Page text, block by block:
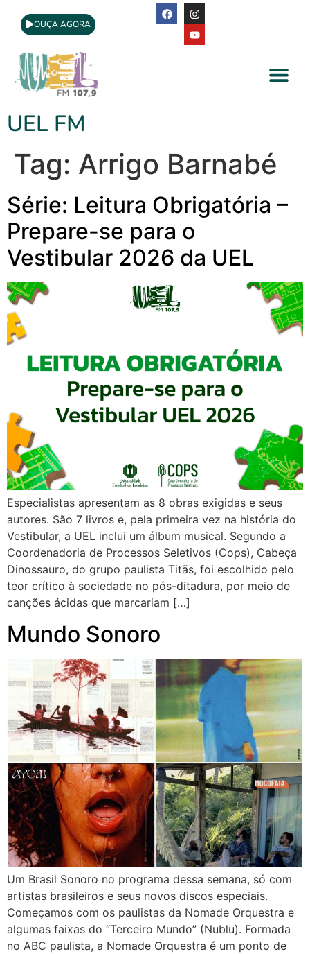
OUÇA AGORA
UEL FM
Tag: Arrigo Barnabé
Série: Leitura Obrigatória –
Prepare-se para o
Vestibular 2026 da UEL
Especialistas apresentam as 8 obras exigidas e seus
autores. São 7 livros e, pela primeira vez na história do
Vestibular, a UEL inclui um álbum musical. Segundo a
Coordenadoria de Processos Seletivos (Cops), Cabeça
Dinossauro, do grupo paulista Titãs, foi escolhido pelo
teor crítico à sociedade no pós-ditadura, por meio de
canções ácidas que marcariam […]
Mundo Sonoro
Um Brasil Sonoro no programa dessa semana, só com
artistas brasileiros e seus novos discos especiais.
Começamos com os paulistas da Nomade Orquestra e
algumas faixas do “Terceiro Mundo” (Nublu). Formada
no ABC paulista, a Nomade Orquestra é um ponto de